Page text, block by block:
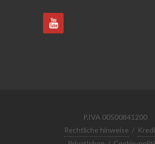
P.IVA 00500841200
Rechtliche hinweise /